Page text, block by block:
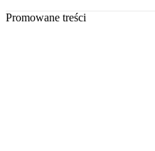
Promowane treści